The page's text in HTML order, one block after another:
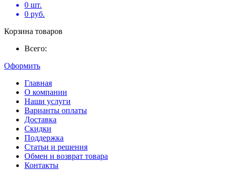
0 шт.
0 руб.
Корзина товаров
Всего:
Оформить
Главная
О компании
Наши услуги
Варианты оплаты
Доставка
Скидки
Поддержка
Статьи и решения
Обмен и возврат товара
Контакты